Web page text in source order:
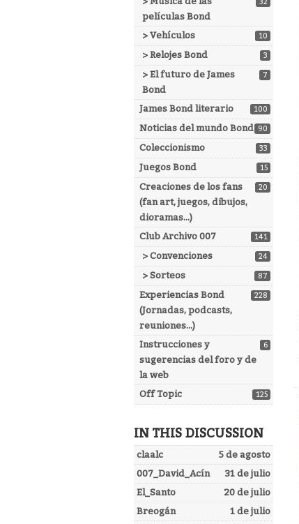
películas Bond
10
> Vehículos
3
> Relojes Bond
7
> El futuro de James
Bond
100
James Bond literario
90
Noticias del mundo Bond
33
Coleccionismo
15
Juegos Bond
20
Creaciones de los fans
(fan art, juegos, dibujos,
dioramas...)
141
Club Archivo 007
24
> Convenciones
87
> Sorteos
228
Experiencias Bond
(Jornadas, podcasts,
reuniones...)
6
Instrucciones y
sugerencias del foro y de
la web
125
Off Topic
IN THIS DISCUSSION
5 de agosto
claalc
31 de julio
007_David_Acín
20 de julio
El_Santo
1 de julio
Breogán